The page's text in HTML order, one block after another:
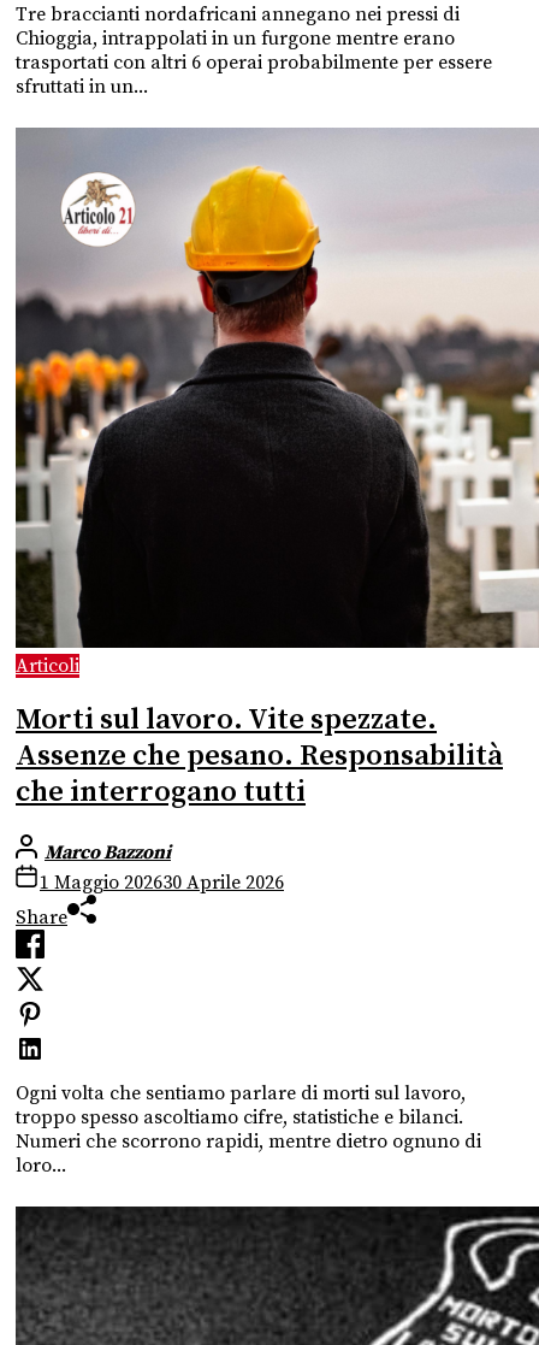
Tre braccianti nordafricani annegano nei pressi di
Chioggia, intrappolati in un furgone mentre erano
trasportati con altri 6 operai probabilmente per essere
sfruttati in un...
Articoli
Morti sul lavoro. Vite spezzate.
Assenze che pesano. Responsabilità
che interrogano tutti
Marco Bazzoni
1 Maggio 202630 Aprile 2026
Share
Ogni volta che sentiamo parlare di morti sul lavoro,
troppo spesso ascoltiamo cifre, statistiche e bilanci.
Numeri che scorrono rapidi, mentre dietro ognuno di
loro...